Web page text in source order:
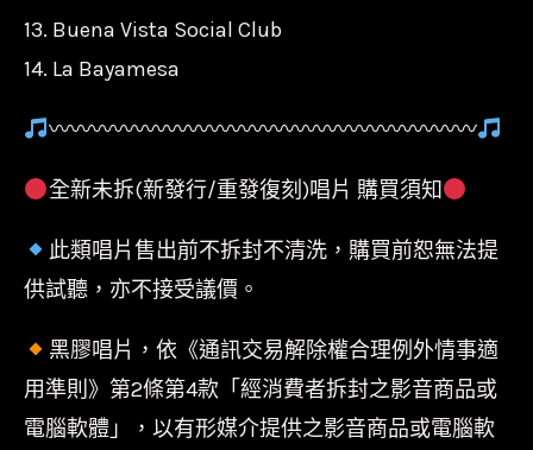
13. Buena Vista Social Club
14. La Bayamesa
〰〰〰〰〰〰〰〰〰〰〰〰〰〰〰〰〰〰〰〰
全新未拆(新發行/重發復刻)唱片 購買須知
此類唱片售出前不拆封不清洗，購買前恕無法提
供試聽，亦不接受議價。
黑膠唱片，依《通訊交易解除權合理例外情事適
用準則》第2條第4款「經消費者拆封之影音商品或
電腦軟體」，以有形媒介提供之影音商品或電腦軟